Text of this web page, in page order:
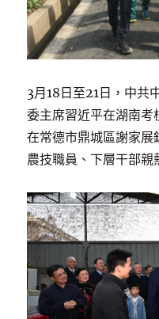
3月18日至21日，中共
委主席習近平在湖南
在常德市鼎城區謝家展
農技職員、下層干部